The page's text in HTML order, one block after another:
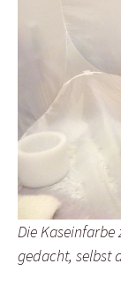
Die Kaseinfarbe
gedacht, selbst